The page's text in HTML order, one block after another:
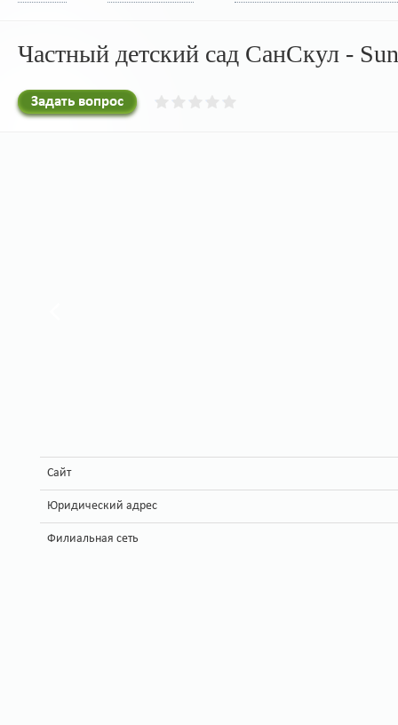
Частный детский сад СанСкул -
Задать вопрос
Сайт
Юридический адрес
Филиальная сеть